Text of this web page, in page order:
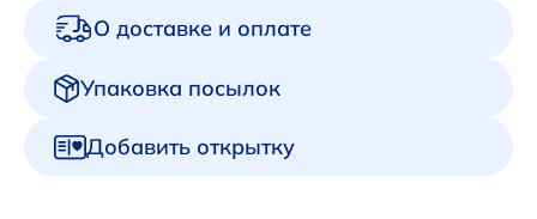
О доставке и оплате
Упаковка посылок
Добавить открытку